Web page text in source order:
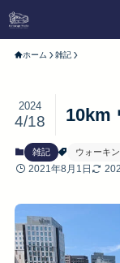
ホーム 雑記
10km
2024
4/18
雑記 ウォーキ
2021年8月1日